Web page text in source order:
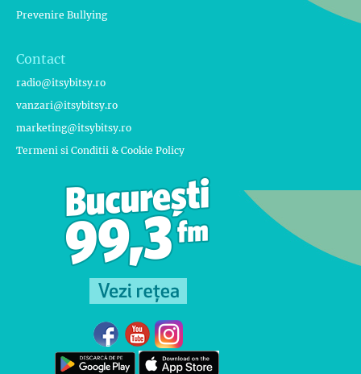
Prevenire Bullying
Contact
radio@itsybitsy.ro
vanzari@itsybitsy.ro
marketing@itsybitsy.ro
Termeni si Conditii & Cookie Policy